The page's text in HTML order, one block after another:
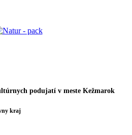
podujatí v meste Kežmarok
kraj